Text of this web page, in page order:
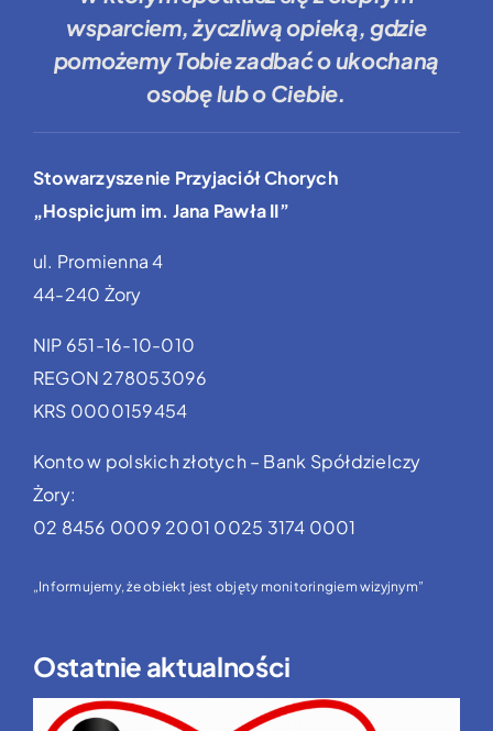
wsparciem, życzliwą opieką, gdzie
pomożemy Tobiezadbać o ukochaną
osobę lub o Ciebie.
Stowarzyszenie Przyjaciół Chorych
„Hospicjum im. Jana Pawła II”
ul. Promienna 4
44-240 Żory
NIP 651-16-10-010
REGON 278053096
KRS 0000159454
Konto w polskich złotych – Bank Spółdzielczy
Żory:
02 8456 0009 2001 0025 3174 0001
„Informujemy, że obiekt jest objęty monitoringiem wizyjnym”
Ostatnie aktualności